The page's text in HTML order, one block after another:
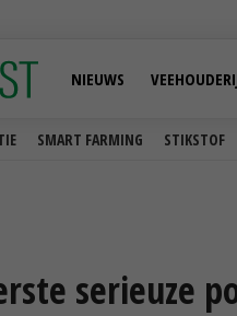
SMART FARMING STIKSTOF
NIEUWS
serieuze